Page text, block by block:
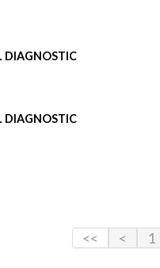
DIAGNOSTIC
DIAGNOSTIC
<< < 1